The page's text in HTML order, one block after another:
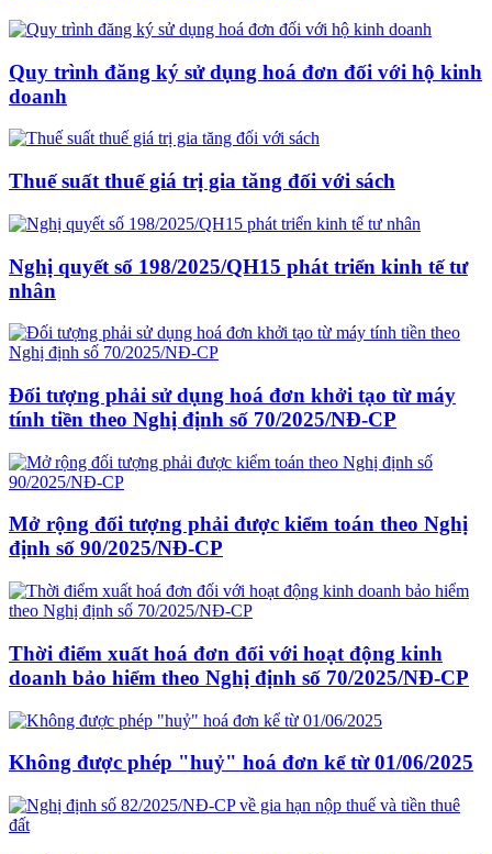
Quy trình đăng ký sử dụng hoá đơn đối với hộ kinh
doanh
Thuế suất thuế giá trị gia tăng đối với sách
Nghị quyết số 198/2025/QH15 phát triển kinh tế tư
nhân
Đối tượng phải sử dụng hoá đơn khởi tạo từ máy
tính tiền theo Nghị định số 70/2025/NĐ-CP
Mở rộng đối tượng phải được kiểm toán theo Nghị
định số 90/2025/NĐ-CP
Thời điểm xuất hoá đơn đối với hoạt động kinh
doanh bảo hiểm theo Nghị định số 70/2025/NĐ-CP
Không được phép "huỷ" hoá đơn kể từ 01/06/2025